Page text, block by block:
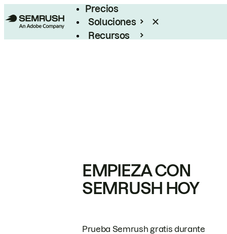
Precios
Soluciones
Recursos
EMPIEZA CON
SEMRUSH HOY
Prueba Semrush gratis durante